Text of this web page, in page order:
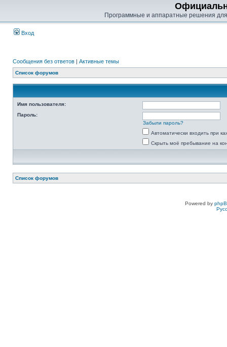
Программные и аппаратные решения
Вход
Сообщения без ответов | Активные темы
Список форумов
Имя пользователя:
Пароль:
Забыли пароль?
Автоматически входить при
Скрыть моё пребывание на
Список форумов
Powered by